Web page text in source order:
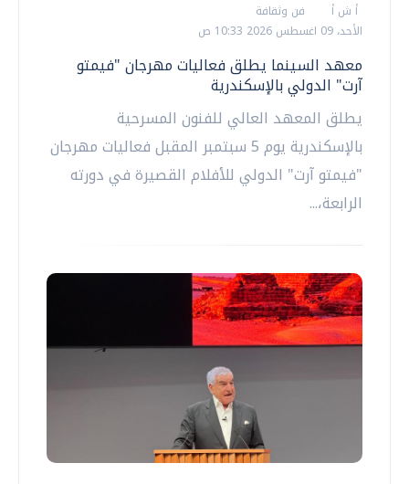
أ ش أ
فن وثقافة
الأحد، 09 اغسطس 2026 10:33 ص
معهد السينما يطلق فعاليات مهرجان "فيمتو
آرت" الدولي بالإسكندرية
يطلق المعهد العالي للفنون المسرحية
بالإسكندرية يوم 5 سبتمبر المقبل فعاليات مهرجان
"فيمتو آرت" الدولي للأفلام القصيرة في دورته
الرابعة،...